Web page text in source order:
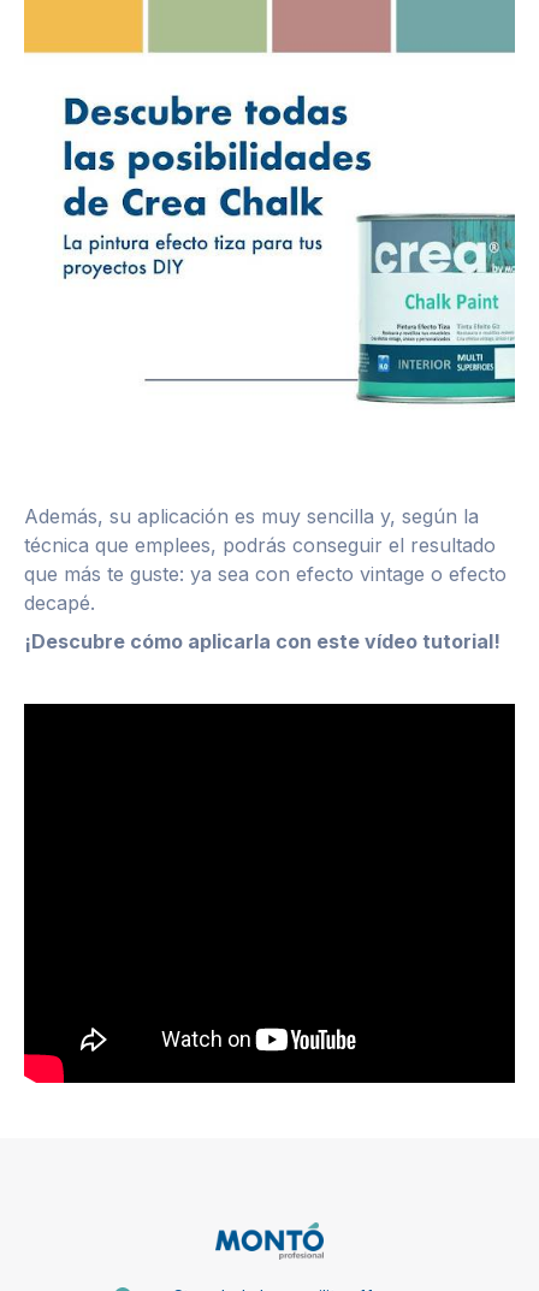
Además, su aplicación es muy sencilla y, según la
técnica que emplees, podrás conseguir el resultado
que más te guste: ya sea con efecto vintage o efecto
decapé.
¡Descubre cómo aplicarla con este vídeo tutorial!